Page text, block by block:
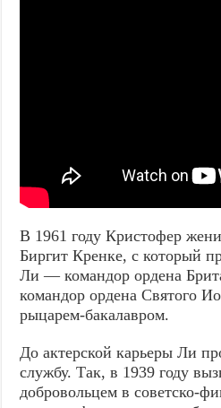
В 1961 году Кристофер
Биргит Кренке, с который
Ли — командор ордена
командор ордена Святого
рыцарем-бакалавром.
До актерской карьеры Ли
службу. Так, в 1939 году
добровольцем в советско-